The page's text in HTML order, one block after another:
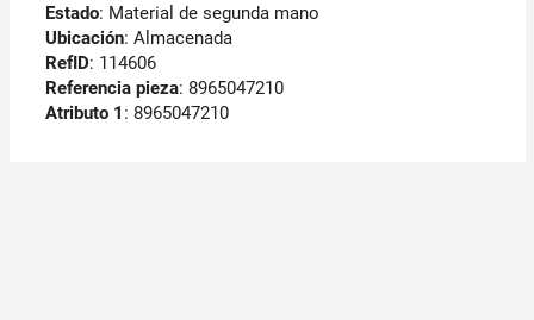
Estado: Material de segunda mano
Ubicación: Almacenada
RefID: 114606
Referencia pieza: 8965047210
Atributo 1 : 8965047210